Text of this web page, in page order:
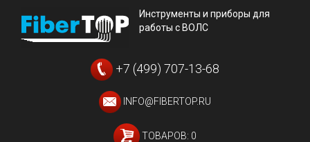
Инструменты и приборы для
работы с ВОЛС
+7 (499) 707-13-68
INFO@FIBERTOP.RU
ТОВАРОВ: 0